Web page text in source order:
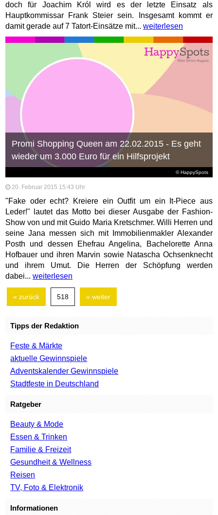
doch für Joachim Król wird es der letzte Einsatz als
Hauptkommissar Frank Steier sein. Insgesamt kommt er
damit gerade auf 7 Tatort-Einsätze mit...weiterlesen
© HappySpots
Promi Shopping Queen am 22.02.2015 - Es geht
wieder um 3.000 Euro für ein Hilfsprojekt
20. Februar 2015 15:43 Uhr
"Fake oder echt? Kreiere ein Outfit um ein It-Piece aus
Leder!" lautet das Motto bei dieser Ausgabe der Fashion-
Show von und mit Guido Maria Kretschmer. Willi Herren und
seine Jana messen sich mit Immobilienmakler Alexander
Posth und dessen Ehefrau Angelina, Bachelorette Anna
Hofbauer und ihren Marvin sowie Natascha Ochsenknecht
und ihrem Umut. Die Herren der Schöpfung werden
dabei...weiterlesen
« zurück 518 » weiter
Tipps der Redaktion
Feste & Märkte
aktuelle Gewinnspiele
Adventskalender Gewinnspiele
Stadtfeste in Deutschland
Ratgeber
Beauty & Mode
Essen & Trinken
Familie & Freizeit
Gesundheit & Wellness
Reisen
TV, Foto & Elektronik
Informationen